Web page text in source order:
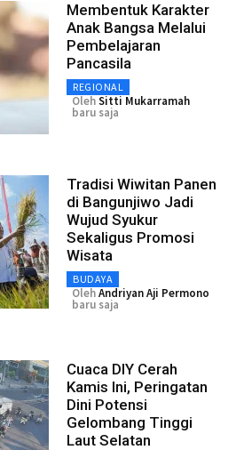
Membentuk Karakter
Anak Bangsa Melalui
Pembelajaran
Pancasila
REGIONAL
OlehSitti Mukarramah
baru saja
Tradisi Wiwitan Panen
di Bangunjiwo Jadi
Wujud Syukur
Sekaligus Promosi
Wisata
BUDAYA
OlehAndriyan Aji Permono
baru saja
Cuaca DIY Cerah
Kamis Ini, Peringatan
Dini Potensi
Gelombang Tinggi
Laut Selatan